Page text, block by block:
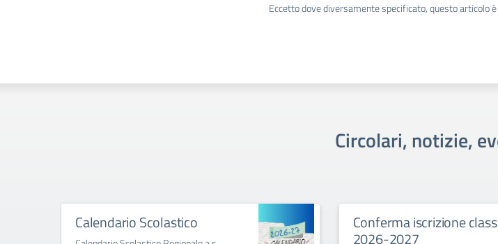
Eccetto dove diversamente specificato, questo articolo
Circolari, notizie,
Primo giorno di scuola al
Savoia Benincasa a.s. 2025-
Collegio Docenti